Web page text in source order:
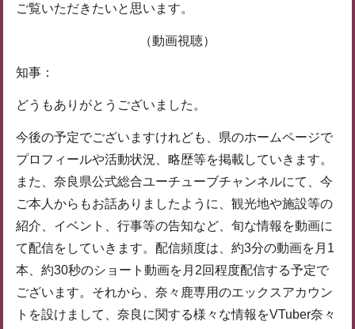
ご覧いただきたいと思います。
（動画視聴）
知事：
どうもありがとうございました。
今後の予定でございますけれども、県のホームページで
プロフィールや活動状況、略歴等を掲載していきます。
また、奈良県公式総合ユーチューブチャンネルにて、今
ご本人からもお話ありましたように、観光地や施設等の
紹介、イベント、行事等の告知など、旬な情報を動画に
て配信をしていきます。配信頻度は、約3分の動画を月1
本、約30秒のショート動画を月2回程度配信する予定で
ございます。それから、奈々鹿専用のエックスアカウン
トを設けまして、奈良に関する様々な情報をVTuber奈々